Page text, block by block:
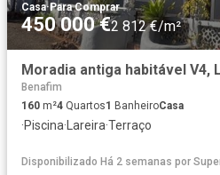
Casa·Para Comprar
450 000 €2 812 €/m²
Moradia antiga habitável V4,
Benafim
160 m²4 Quartos1 BanheiroCasa
·Piscina·Lareira·Terraço
Disponibilizado Há 2 semanas por